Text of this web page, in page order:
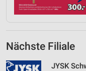
Nächste Filiale
JYSK